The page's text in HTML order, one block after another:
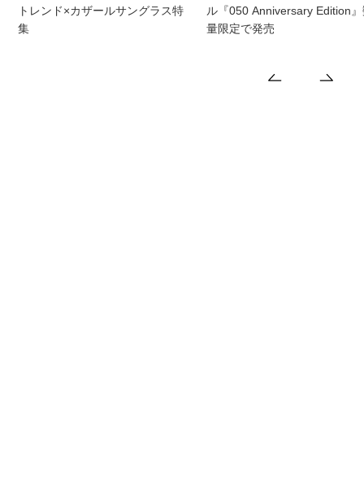
トレンド×カザールサングラス特
集
ル『050 Anniversary Edition
量限定で発売